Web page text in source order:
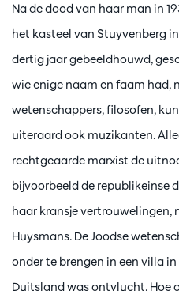
Na de dood van haar man in
het kasteel van Stuyvenberg
dertig jaar gebeeldhouwd,
wie enige naam en faam had,
wetenschappers, filosofen,
uiteraard ook muzikanten.
rechtgeaarde marxist de
bijvoorbeeld de republikeinse
haar kransje vertrouwelingen,
Huysmans. De Joodse
onder te brengen in een villa
Duitsland was ontvlucht. Hoe